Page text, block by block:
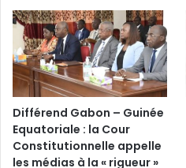
Différend Gabon – Guinée
Equatoriale : la Cour
Constitutionnelle appelle
les médias à la « rigueur »